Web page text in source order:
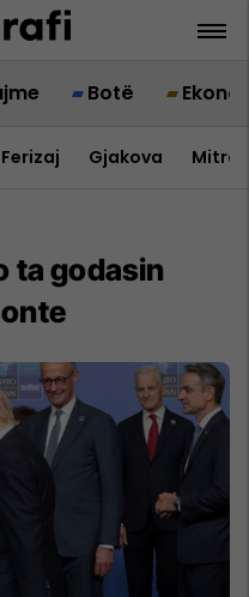
Botë
Ferizaj Gjakova
ta godasin